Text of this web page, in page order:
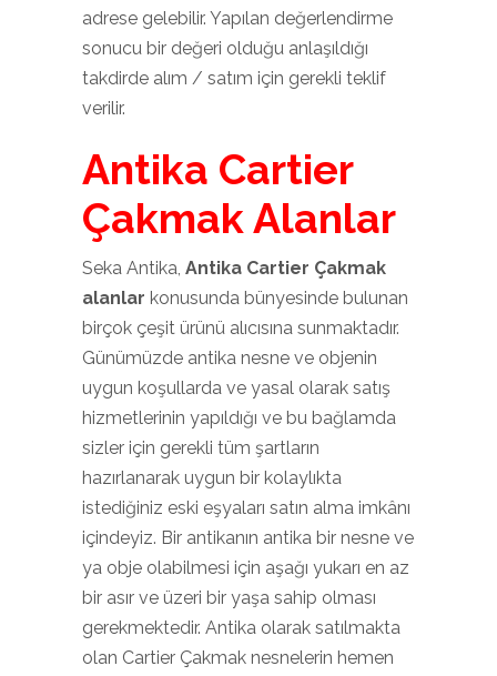
adrese gelebilir. Yapılan değerlendirme
sonucu bir değeri olduğu anlaşıldığı
takdirde alım / satım için gerekli teklif
verilir.
Antika Cartier
Çakmak Alanlar
Seka Antika, Antika Cartier Çakmak
alanlar konusunda bünyesinde bulunan
birçok çeşit ürünü alıcısına sunmaktadır.
Günümüzde antika nesne ve objenin
uygun koşullarda ve yasal olarak satış
hizmetlerinin yapıldığı ve bu bağlamda
sizler için gerekli tüm şartların
hazırlanarak uygun bir kolaylıkta
istediğiniz eski eşyaları satın alma imkânı
içindeyiz. Bir antikanın antika bir nesne ve
ya obje olabilmesi için aşağı yukarı en az
bir asır ve üzeri bir yaşa sahip olması
gerekmektedir. Antika olarak satılmakta
olan Cartier Çakmak nesnelerin hemen